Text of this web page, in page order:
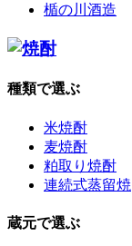
楯の川酒造
種類で選ぶ
米焼酎
麦焼酎
粕取り焼酎
連続式蒸留焼
蔵元で選ぶ